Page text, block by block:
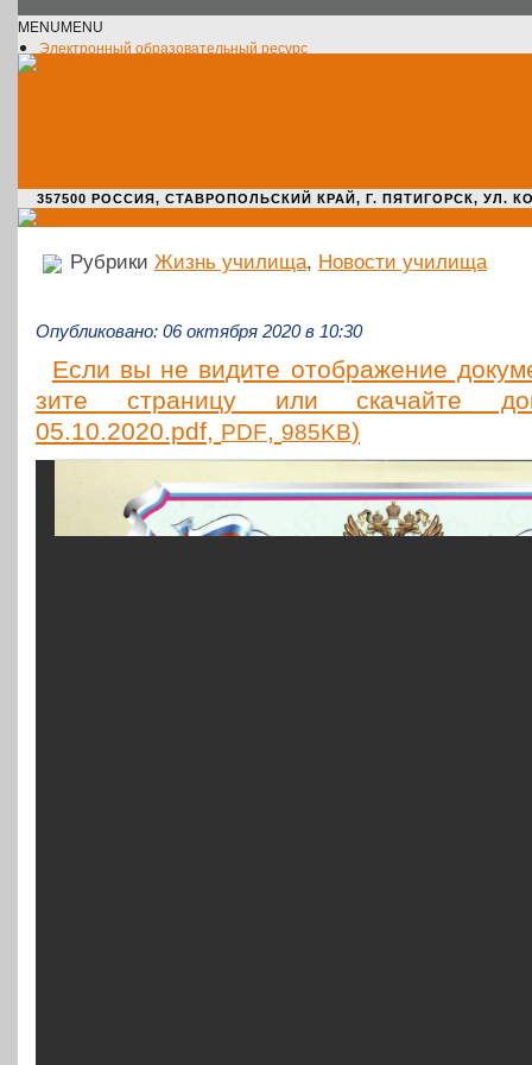
MENUMENU
Электронный образовательный ресурс
357500 РОССИЯ, СТАВРОПОЛЬСКИЙ КРАЙ, Г. ПЯТИГОРСК, УЛ.
Рубрики Жизнь училища, Новости училища
Опубликовано: 06 октября 2020 в 10:30
Если вы не видите отоб­ра­же­ние
зи­те стра­ни­цу или ска­чай­те
05.10.2020.pdf, PDF, 985KB)